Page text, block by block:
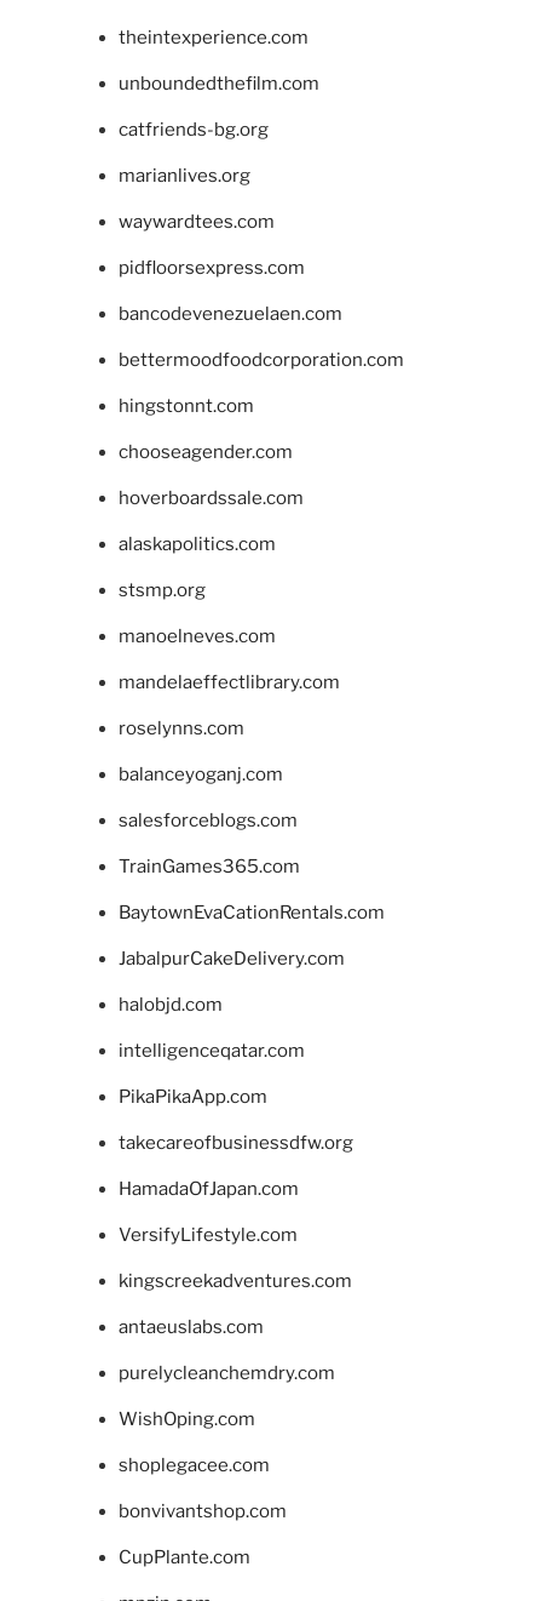
theintexperience.com
unboundedthefilm.com
catfriends-bg.org
marianlives.org
waywardtees.com
pidfloorsexpress.com
bancodevenezuelaen.com
bettermoodfoodcorporation.com
hingstonnt.com
chooseagender.com
hoverboardssale.com
alaskapolitics.com
stsmp.org
manoelneves.com
mandelaeffectlibrary.com
roselynns.com
balanceyoganj.com
salesforceblogs.com
TrainGames365.com
BaytownEvaCationRentals.com
JabalpurCakeDelivery.com
halobjd.com
intelligenceqatar.com
PikaPikaApp.com
takecareofbusinessdfw.org
HamadaOfJapan.com
VersifyLifestyle.com
kingscreekadventures.com
antaeuslabs.com
purelycleanchemdry.com
WishOping.com
shoplegacee.com
bonvivantshop.com
CupPlante.com